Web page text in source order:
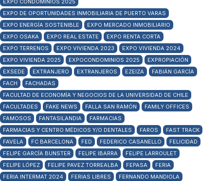
EXPO CONDOMINIOS 2025
EXPO DE OPORTUNIDADES INMOBILIARIA DE PUERTO VARAS
EXPO ENERGÍA SOSTENIBLE
EXPO MERCADO INMOBILIARIO
EXPO OSAKA
EXPO REAL ESTATE
EXPO RENTA CORTA
EXPO TERRENOS
EXPO VIVIENDA 2023
EXPO VIVIENDA 2024
EXPO VIVIENDA 2025
EXPOCONDOMINIOS 2025
EXPROPIACIÓN
EXSEDE
EXTRANJERO EXTRANJEROS EZEIZA
FABIÁN GARCÍA
FACH
FACHADAS
FACULTAD DE ECONOMÍA Y NEGOCIOS DE LA UNIVERSIDAD DE CHILE
FACULTADES
FAKE NEWS FALLA SAN RAMÓN
FAMILY OFFICES
FAMOSOS
FANTASILANDIA
FARMACIAS
FARMACIAS Y CENTRO MÉDICOS Y/O DENTALES
FAROS
FAST TRACK
FAVELA
FC BARCELONA FED FEDERICO CASANELLO
FELICIDAD
FELIPE GARCÍA BUNSTER
FELIPE IBARRA
FELIPE LARROULET
FELIPE LÓPEZ
FELIPE PAVEZ TORREALBA FEPASA
FERIA
FERIA INTERMAT 2024
FERIAS LIBRES
FERNANDO MANDIOLA